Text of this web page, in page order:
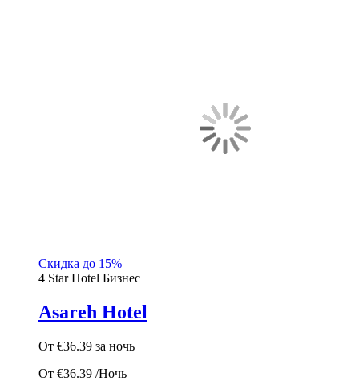
Скидка до 15%
4 Star Hotel Бизнес
Asareh Hotel
От €36.39 за ночь
От €36.39 /Ночь